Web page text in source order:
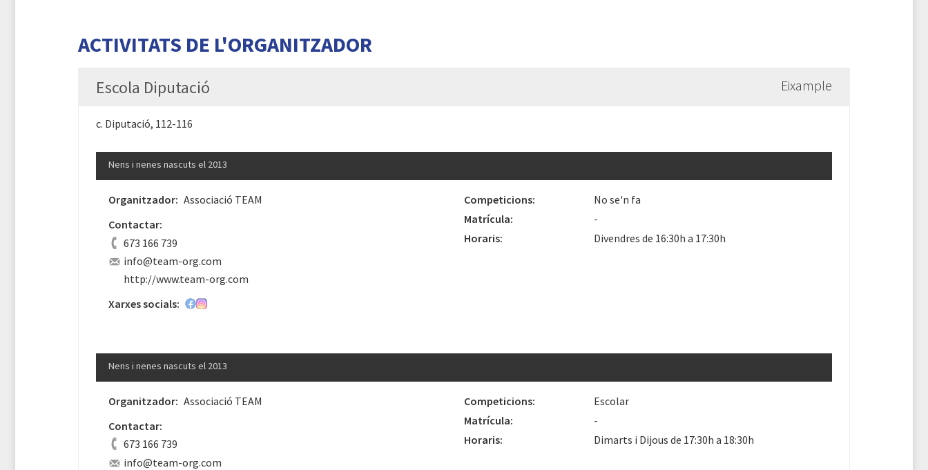
ACTIVITATS DE L'ORGANITZADOR
Escola Diputació Eixample
c. Diputació, 112-116
Nens i nenes nascuts el 2013
Organitzador: Associació TEAM
Contactar:
673 166 739
info@team-org.com
http://www.team-org.com
Xarxes socials:
Competicions:
No se'n fa
Matrícula:
-
Horaris:
Divendres de 16:30h a 17:30h
Nens i nenes nascuts el 2013
Organitzador: Associació TEAM
Contactar:
673 166 739
info@team-org.com
Competicions:
Escolar
Matrícula:
-
Horaris:
Dimarts i Dijous de 17:30h a 18:30h